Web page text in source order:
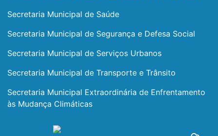
Secretaria Municipal de Saúde
Secretaria Municipal de Segurança e Defesa Social
Secretaria Municipal de Serviços Urbanos
Secretaria Municipal de Transporte e Trânsito
Secretaria Municipal Extraordinária de Enfrentamento
às Mudança Climáticas